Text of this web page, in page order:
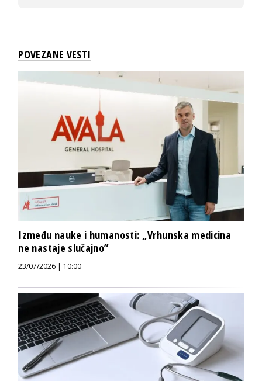
POVEZANE VESTI
Između nauke i humanosti: „Vrhunska medicina
ne nastaje slučajno”
23/07/2026 | 10:00